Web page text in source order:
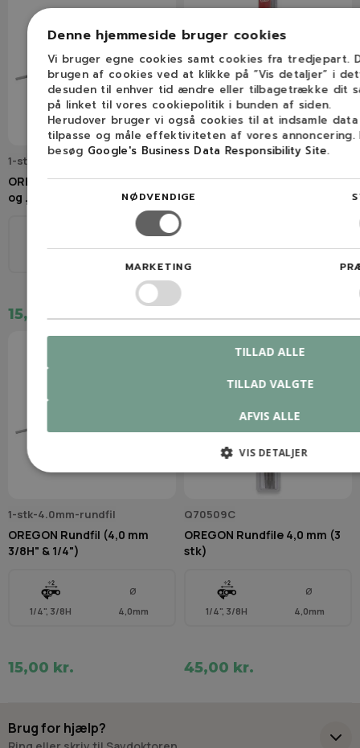
1-stk-5.5mm-rundfil
OREGON Rundfil (5,5 mm, 3/8"
og .404")
15,00 kr.
OREGON Q16265C Filelære
4,0mm
89,00 kr.
1-stk-4.0mm-rundfil
OREGON Rundfil (4,0 mm
3/8H" & 1/4")
1/4", 3/8H
Ø
4,0mm
15,00 kr.
Q70509C
OREGON Rundfile 4,0 mm (3
stk)
1/4", 3/8H
Ø
4,0mm
45,00 kr.
Brug for hjælp?
Denne hjemmeside bruger cookies
Vi bruger egne cookies samt cookies fra tredjepart.
brugen af cookies ved at klikke på ”Vis detaljer” i
desuden til enhver tid ændre eller tilbagetrække dit
på linket til vores cookiepolitik i bunden af siden.
Herudover bruger vi også cookies til at indsamle
tilpasse og måle effektiviteten af vores annoncering.
besøg Google's Business Data Responsibility Site.
NØDVENDIGE
MARKETING
TILLAD VALGTE
TILLAD ALLE
AFVIS ALLE
VIS DETALJER